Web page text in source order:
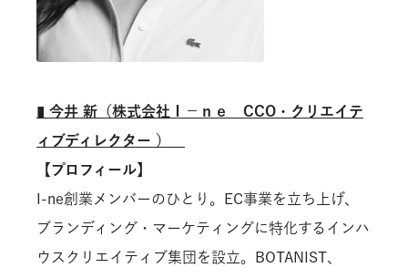
▮今井 新（株式会社Ｉ－ｎｅ CCO・クリエイテ
ィブディレクター ）
【プロフィール】
I-ne創業メンバーのひとり。EC事業を立ち上げ、
ブランディング・マーケティングに特化するインハ
ウスクリエイティブ集団を設立。BOTANIST、